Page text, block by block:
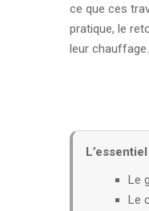
ce que ces
pratique, le
leur chauffage.
Le
Le